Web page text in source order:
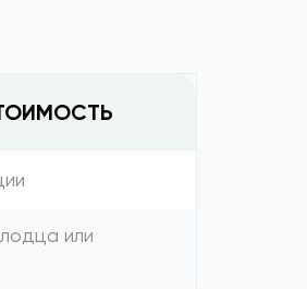
или